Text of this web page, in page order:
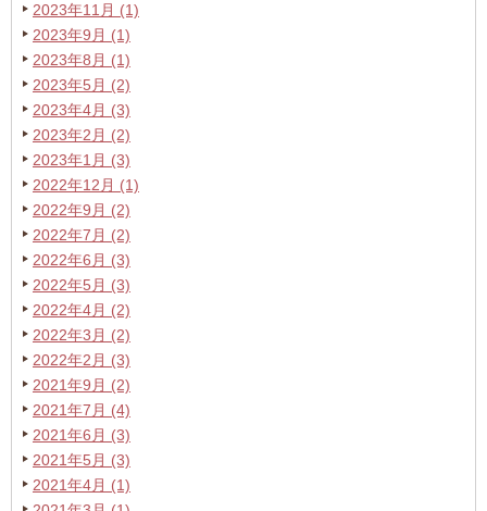
2023年11月 (1)
2023年9月 (1)
2023年8月 (1)
2023年5月 (2)
2023年4月 (3)
2023年2月 (2)
2023年1月 (3)
2022年12月 (1)
2022年9月 (2)
2022年7月 (2)
2022年6月 (3)
2022年5月 (3)
2022年4月 (2)
2022年3月 (2)
2022年2月 (3)
2021年9月 (2)
2021年7月 (4)
2021年6月 (3)
2021年5月 (3)
2021年4月 (1)